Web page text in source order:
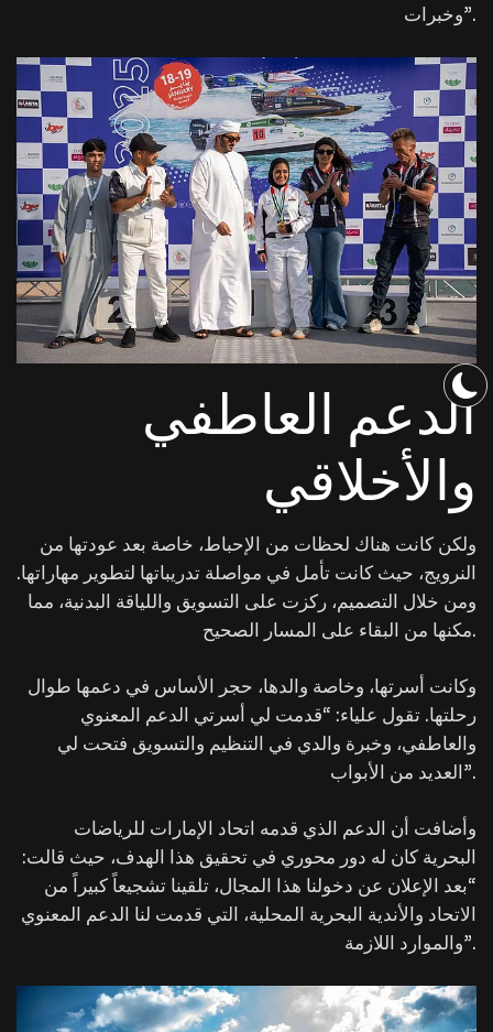
وخبرات”.
الدعم العاطفي
والأخلاقي
ولكن كانت هناك لحظات من الإحباط، خاصة بعد عودتها من
النرويج، حيث كانت تأمل في مواصلة تدريباتها لتطوير مهاراتها.
ومن خلال التصميم، ركزت على التسويق واللياقة البدنية، مما
مكنها من البقاء على المسار الصحيح.
وكانت أسرتها، وخاصة والدها، حجر الأساس في دعمها طوال
رحلتها. تقول علياء: “قدمت لي أسرتي الدعم المعنوي
والعاطفي، وخبرة والدي في التنظيم والتسويق فتحت لي
العديد من الأبواب”.
وأضافت أن الدعم الذي قدمه اتحاد الإمارات للرياضات
البحرية كان له دور محوري في تحقيق هذا الهدف، حيث قالت:
“بعد الإعلان عن دخولنا هذا المجال، تلقينا تشجيعاً كبيراً من
الاتحاد والأندية البحرية المحلية، التي قدمت لنا الدعم المعنوي
والموارد اللازمة”.